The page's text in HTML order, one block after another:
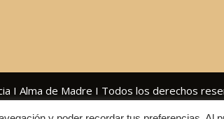
I Alma de Madre I Todos los derechos